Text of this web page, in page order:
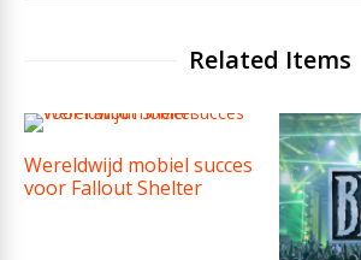
Related Items
Wereldwijd mobiel succes
voor Fallout Shelter